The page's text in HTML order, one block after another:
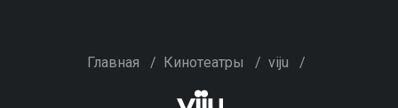
Главная / Кинотеатры / viju /